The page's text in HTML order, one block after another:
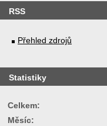
RSS
Přehled zdrojů
Statistiky
Celkem:
Měsíc: